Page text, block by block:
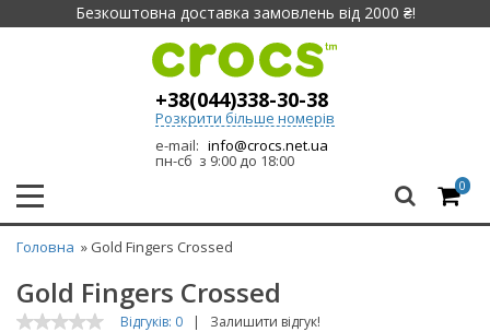
Безкоштовна доставка замовлень від 2000 ₴!
+38(044)338-30-38
Розкрити більше номерів
e-mail: info@crocs.net.ua
пн-сб з 9:00 до 18:00
0
Головна » Gold Fingers Crossed
Gold Fingers Crossed
Відгуків: 0 | Залишити відгук!